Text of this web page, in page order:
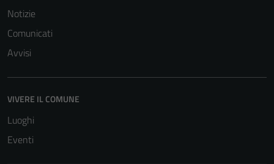
Notizie
Comunicati
Avvisi
VIVERE IL COMUNE
Luoghi
Eventi